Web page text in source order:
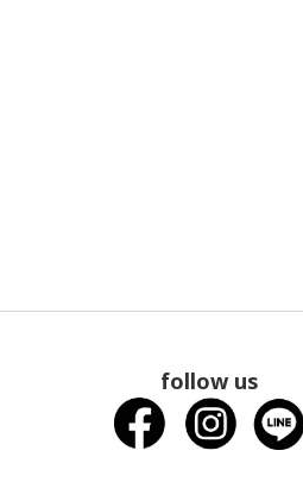
follow us